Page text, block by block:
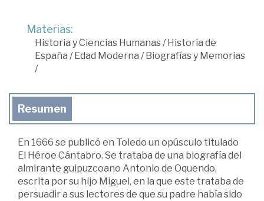
Materias:
Historia y Ciencias Humanas/ Historia de
España / Edad Moderna / Biografías y Memorias
/
Resumen
En 1666 se publicó en Toledo un opúsculo titulado
El Héroe Cántabro. Se trataba de una biografía del
almirante guipuzcoano Antonio de Oquendo,
escrita por su hijo Miguel, en la que este trataba de
persuadir a sus lectores de que su padre había sido